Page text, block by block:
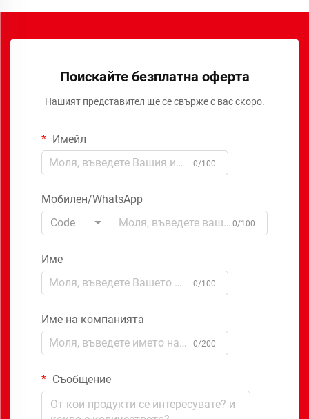
Поискайте безплатна оферта
Нашият представител ще се свърже с вас скоро.
Имейл
0/100
Мобилен/WhatsApp
Code
0/100
Име
0/100
Име на компанията
0/200
Съобщение